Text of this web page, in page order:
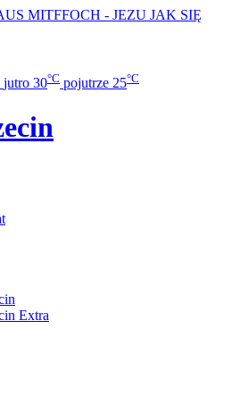
MITFFOCH - JEZU JAK SIĘ
jutro 30°C pojutrze 25°C
Extra